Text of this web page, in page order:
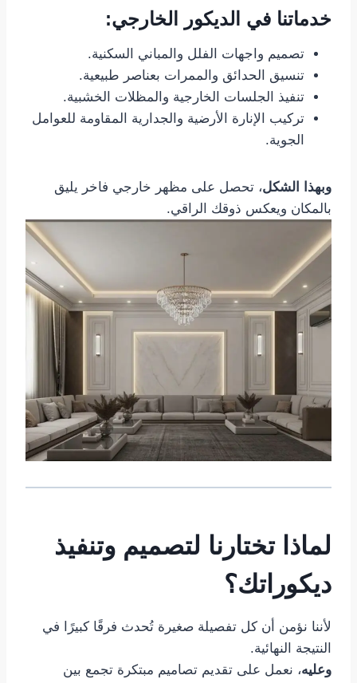
خدماتنا في الديكور الخارجي:
تصميم واجهات الفلل والمباني السكنية.
تنسيق الحدائق والممرات بعناصر طبيعية.
تنفيذ الجلسات الخارجية والمظلات الخشبية.
تركيب الإنارة الأرضية والجدارية المقاومة للعوامل
الجوية.
وبهذا الشكل، تحصل على مظهر خارجي فاخر يليق
بالمكان ويعكس ذوقك الراقي.
لماذا تختارنا لتصميم وتنفيذ
ديكوراتك؟
لأننا نؤمن أن كل تفصيلة صغيرة تُحدث فرقًا كبيرًا في
النتيجة النهائية.
وعليه، نعمل على تقديم تصاميم مبتكرة تجمع بين